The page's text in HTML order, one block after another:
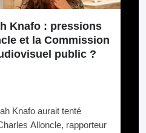
Knafo : pressions
et la Commission
public ?
Knafo aurait tenté
Alloncle, rapporteur